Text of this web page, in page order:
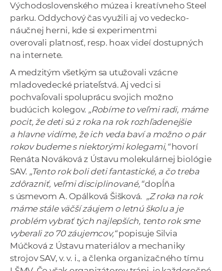
Východoslovenského múzea i kreatívneho Steel
parku. Oddychový čas využili aj vo vedecko-
náučnej herni, kde si experimentmi
overovali platnosť, resp. hoax videí dostupných
na internete.
A medzitým všetkým sa utužovali vzácne
mladovedecké priateľstvá. Aj vedci si
pochvaľovali spoluprácu svojich možno
budúcich kolegov. „Robíme to veľmi radi, máme
pocit, že deti sú z roka na rok rozhľadenejšie
a hlavne vidíme, že ich veda baví a možno o pár
rokov budeme s niektorými kolegami,“hovorí
Renáta Nováková z Ústavu molekulárnej biológie
SAV. „Tento rok boli deti fantastické, a čo treba
zdôrazniť, veľmi disciplinované,“dopĺňa
s úsmevom A. Opálková Šišková. „Z roka na rok
máme stále väčší záujem o letnú školu a je
problém vybrať tých najlepších, tento rok sme
vyberali zo 70 záujemcov,“popisuje Silvia
Múčková z Ústavu materiálov a mechaniky
strojov SAV, v. v. i., a členka organizačného tímu